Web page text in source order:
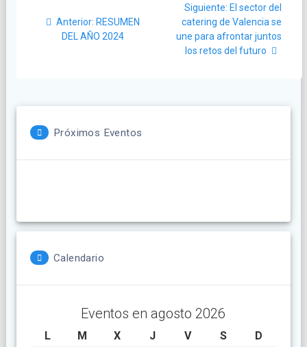
Anterior: Post
anterior:
RESUMEN
DEL AÑO 2024
Siguiente: Siguiente
post:
El sector del
catering de Valencia se
une para afrontar juntos
los retos del futuro
Próximos Eventos
Calendario
Eventos en agosto 2026
LlunesM martes
X miércoles
Jjueves
Vviernes
Ssábado
D